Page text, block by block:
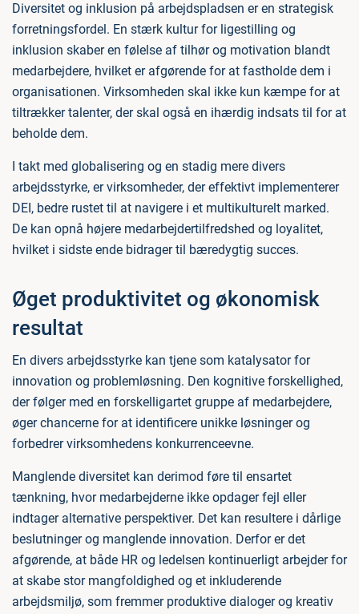
Diversitet og inklusion på arbejdspladsen er en strategisk
forretningsfordel. En stærk kultur for ligestilling og
inklusion skaber en følelse af tilhør og motivation blandt
medarbejdere, hvilket er afgørende for at fastholde dem i
organisationen. Virksomheden skal ikke kun kæmpe for at
tiltrækker talenter, der skal også en ihærdig indsats til for at
beholde dem.
I takt med globalisering og en stadig mere divers
arbejdsstyrke, er virksomheder, der effektivt implementerer
DEI, bedre rustet til at navigere i et multikulturelt marked.
De kan opnå højere medarbejdertilfredshed og loyalitet,
hvilket i sidste ende bidrager til bæredygtig succes.
Øget produktivitet og økonomisk
resultat
En divers arbejdsstyrke kan tjene som katalysator for
innovation og problemløsning. Den kognitive forskellighed,
der følger med en forskelligartet gruppe af medarbejdere,
øger chancerne for at identificere unikke løsninger og
forbedrer virksomhedens konkurrenceevne.
Manglende diversitet kan derimod føre til ensartet
tænkning, hvor medarbejderne ikke opdager fejl eller
indtager alternative perspektiver. Det kan resultere i dårlige
beslutninger og manglende innovation. Derfor er det
afgørende, at både HR og ledelsen kontinuerligt arbejder for
at skabe stor mangfoldighed og et inkluderende
arbejdsmiljø, som fremmer produktive dialoger og kreativ